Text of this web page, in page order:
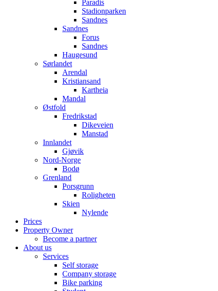
Paradis
Stadionparken
Sandnes
Sandnes
Forus
Sandnes
Haugesund
Sørlandet
Arendal
Kristiansand
Kartheia
Mandal
Østfold
Fredrikstad
Dikeveien
Manstad
Innlandet
Gjøvik
Nord-Norge
Bodø
Grenland
Porsgrunn
Roligheten
Skien
Nylende
Prices
Property Owner
Become a partner
About us
Services
Self storage
Company storage
Bike parking